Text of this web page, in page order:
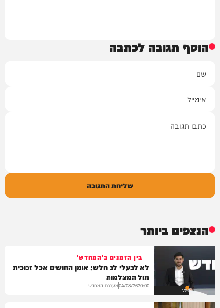
הוסף תגובה לכתבה
שליחת התגובה
הנצפים ביותר
VOD
בין הזמנים ב'המחדש'
לא לבעלי לב חלש: אומן החושים אכל זכוכית
מול המצלמות
20:00
04/08/26מערכת המחדש